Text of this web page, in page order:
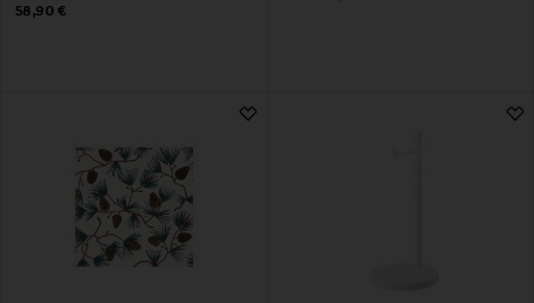
Original Price
58,90 €